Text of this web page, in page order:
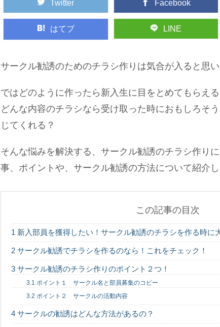
Twitter Facebook
はてブ LINE
サークル勧誘のためのチラシ作りは気合が入ると思い
ではどのように作ったら新入生に目をとめてもらえる
どんな内容のチラシなら受け取った時におもしろそ
じてくれる？
そんな悩みを解決する、サークル勧誘のチラシ作り
事、ポイントや、サークル勧誘の方法について紹介し
この記事の目次
1 新入部員を獲得したい！サークル勧誘のチラシを作る時に
2 サークル勧誘でチラシを作るのなら！これをチェック！
3 サークル勧誘のチラシ作りのポイント２つ！
3.1 ポイント１ サークル名と部員募集のコピー
3.2 ポイント２ サークルの活動内容
4 サークルの勧誘はどんな方法があるの？